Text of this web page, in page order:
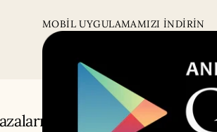
Kategoriler
MOBİL UYGULAMAMIZI İNDİRİN